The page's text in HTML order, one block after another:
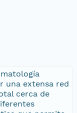
una extensa red
cerca de